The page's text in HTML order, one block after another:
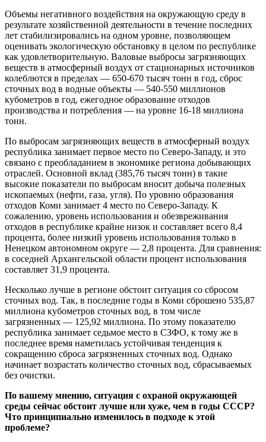
Объемы негативного воздействия на окружающую среду в
результате хозяйственной деятельности в течение последних
лет стабилизировались на одном уровне, позволяющем
оценивать экологическую обстановку в целом по республике
как удовлетворительную. Валовые выбросы загрязняющих
веществ в атмосферный воздух от стационарных источников
колеблются в пределах — 650-670 тысяч тонн в год, сброс
сточных вод в водные объекты — 540-550 миллионов
кубометров в год, ежегодное образование отходов
производства и потребления — на уровне 16-18 миллиона
тонн.
По выбросам загрязняющих веществ в атмосферный воздух
республика занимает первое место по Северо-Западу, и это
связано с преобладанием в экономике региона добывающих
отраслей. Основной вклад (385,76 тысяч тонн) в такие
высокие показатели по выбросам вносит добыча полезных
ископаемых (нефти, газа, угля). По уровню образования
отходов Коми занимает 4 место по Северо-Западу. К
сожалению, уровень использования и обезвреживания
отходов в республике крайне низок и составляет всего 8,4
процента, более низкий уровень использования только в
Ненецком автономном округе — 2,8 процента. Для сравнения:
в соседней Архангельской области процент использования
составляет 31,9 процента.
Несколько лучше в регионе обстоит ситуация со сбросом
сточных вод. Так, в последние годы в Коми сброшено 535,87
миллиона кубометров сточных вод, в том числе
загрязненных — 125,92 миллиона. По этому показателю
республика занимает седьмое место в СЗФО, к тому же в
последнее время наметилась устойчивая тенденция к
сокращению сброса загрязненных сточных вод. Однако
начинает возрастать количество сточных вод, сбрасываемых
без очистки.
По вашему мнению, ситуация с охраной окружающей
среды сейчас обстоит лучше или хуже, чем в годы СССР?
Что принципиально изменилось в подходе к этой
проблеме?